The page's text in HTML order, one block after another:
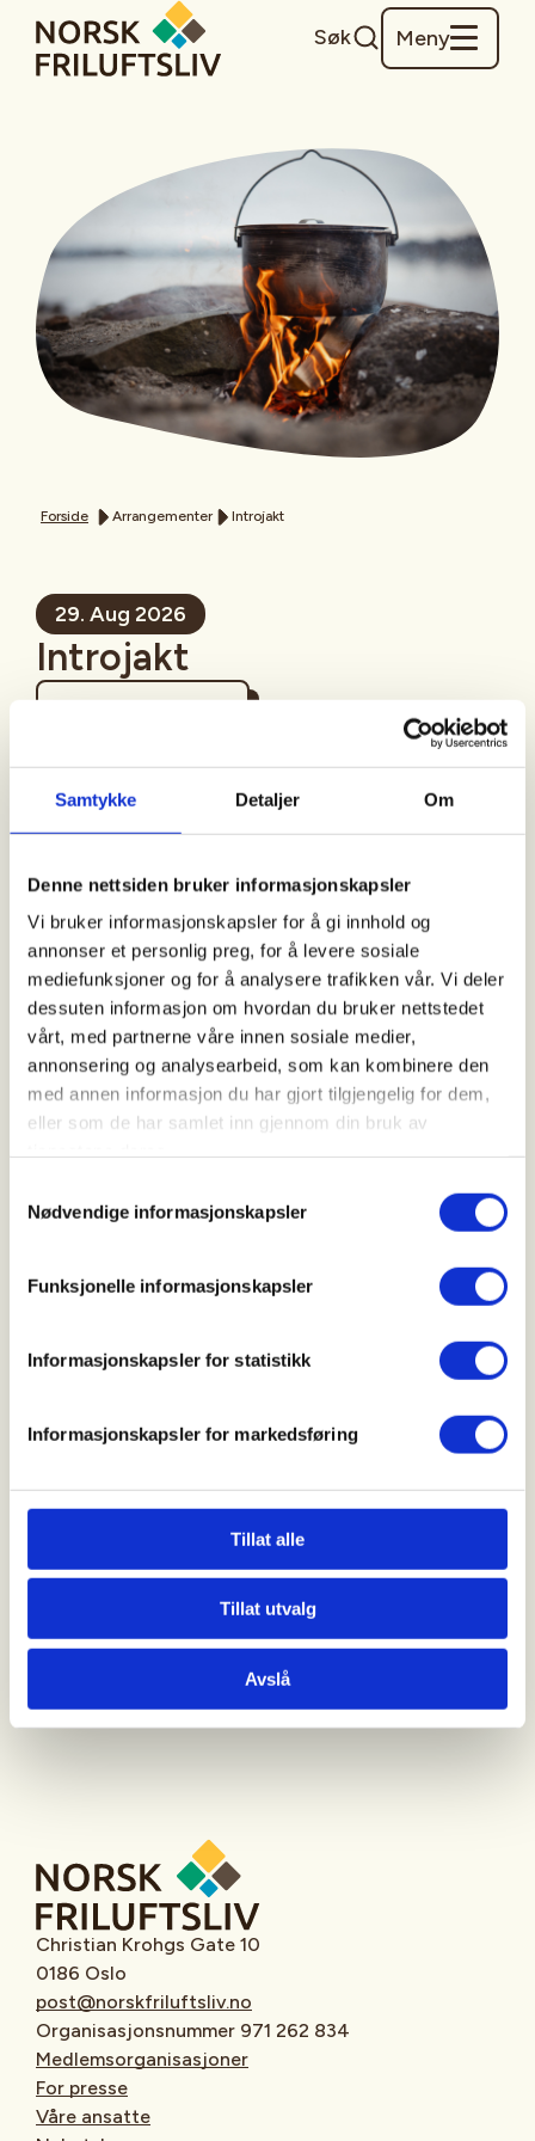
Samtykke Detaljer Om
Denne nettsiden bruker informasjonskapsler
Vi bruker informasjonskapsler for å gi innhold og
annonser et personlig preg, for å levere sosiale
mediefunksjoner og for å analysere trafikken vår. Vi deler
dessuten informasjon om hvordan du bruker nettstedet
vårt, med partnerne våre innen sosiale medier,
annonsering og analysearbeid, som kan kombinere den
med annen informasjon du har gjort tilgjengelig for dem,
eller som de har samlet inn gjennom din bruk av
Nødvendige informasjonskapsler
Funksjonelle informasjonskapsler
Informasjonskapsler for statistikk
Informasjonskapsler for markedsføring
Tillat alle
Tillat utvalg
Avslå
Søk Meny
Forside Arrangementer Introjakt
29. Aug 2026
Introjakt
Tid
29. Aug 2026
Kl. 06.00 - 10.00
Kontaktperson
post@skjebergojff.no
Vi tester oss på duejakt, info kveld Torsdagen før
jakta på Oppsjø. Oppmøte 18.00
Mer informasjon
Oppmøtested
Christian Krohgs Gate 10
0186 Oslo
post@norskfriluftsliv.no
Organisasjonsnummer 971 262 834
Medlemsorganisasjoner
For presse
Våre ansatte